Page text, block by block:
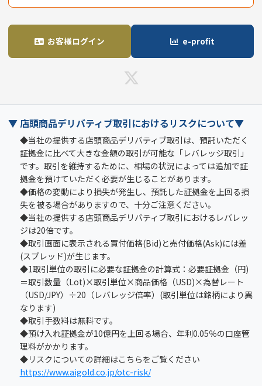
お客様ログイン e-profit
▼ 店頭商品デリバティブ取引におけるリスクについて▼
◆当社の提供する店頭商品デリバティブ取引は、預託いただく
証拠金に比べて大きな金額の取引が可能な「レバレッジ取引」
です。取引を維持するために、相場の状況によっては追加で証
拠金を預けていただく必要が生じることがあります。
◆価格の変動により損失が発生し、預託した証拠金を上回る損
失を被る場合がありますので、十分ご注意ください。
◆当社の提供する店頭商品デリバティブ取引におけるレバレッ
ジは20倍です。
◆取引画面に表示される買付価格(Bid)と売付価格(Ask)には差
(スプレッド)が生じます。
◆1取引単位の取引に必要な証拠金の計算式：必要証拠金（円)
＝取引数量（Lot)×取引単位×商品価格（USD)×為替レート
（USD/JPY）÷20（レバレッジ倍率）(取引単位は銘柄により異
なります)
◆取引手数料は無料です。
◆預け入れ証拠金が10億円を上回る場合、年利0.05％の口座管
理料がかかります。
◆リスクについての詳細はこちらをご覧ください
https://www.aigold.co.jp/otc-risk/